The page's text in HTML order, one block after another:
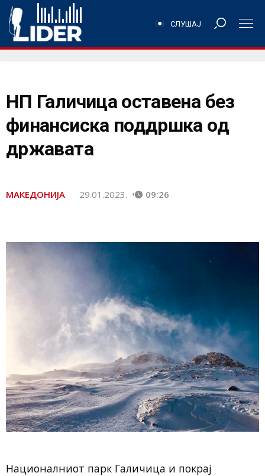
СЛУШАЈ
НП Галичица оставена без
финансиска поддршка од
државата
МАКЕДОНИЈА 29.01.2023. 09:26
Националниот парк Галичица и покрај